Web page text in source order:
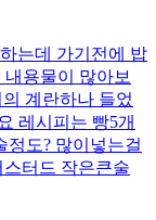
는데 가기전에 밥
용물이 많아보
계란하나 들었
레시피는 빵5개
정도? 많이넣는걸
터드 작은큰술